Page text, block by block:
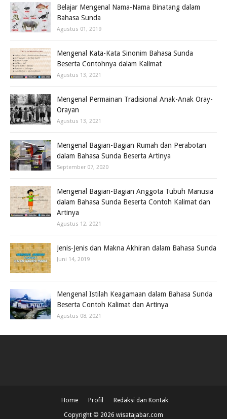
Belajar Mengenal Nama-Nama Binatang dalam
Bahasa Sunda
Agustus 01, 2019
Mengenal Kata-Kata Sinonim Bahasa Sunda
Beserta Contohnya dalam Kalimat
Agustus 13, 2021
Mengenal Permainan Tradisional Anak-Anak Oray-
Orayan
Agustus 13, 2021
Mengenal Bagian-Bagian Rumah dan Perabotan
dalam Bahasa Sunda Beserta Artinya
September 07, 2020
Mengenal Bagian-Bagian Anggota Tubuh Manusia
dalam Bahasa Sunda Beserta Contoh Kalimat dan
Artinya
Agustus 12, 2021
Jenis-Jenis dan Makna Akhiran dalam Bahasa Sunda
Juni 14, 2019
Mengenal Istilah Keagamaan dalam Bahasa Sunda
Beserta Contoh Kalimat dan Artinya
Agustus 08, 2021
Home Profil Redaksi dan Kontak
Copyright © 2026 wisatajabar.com